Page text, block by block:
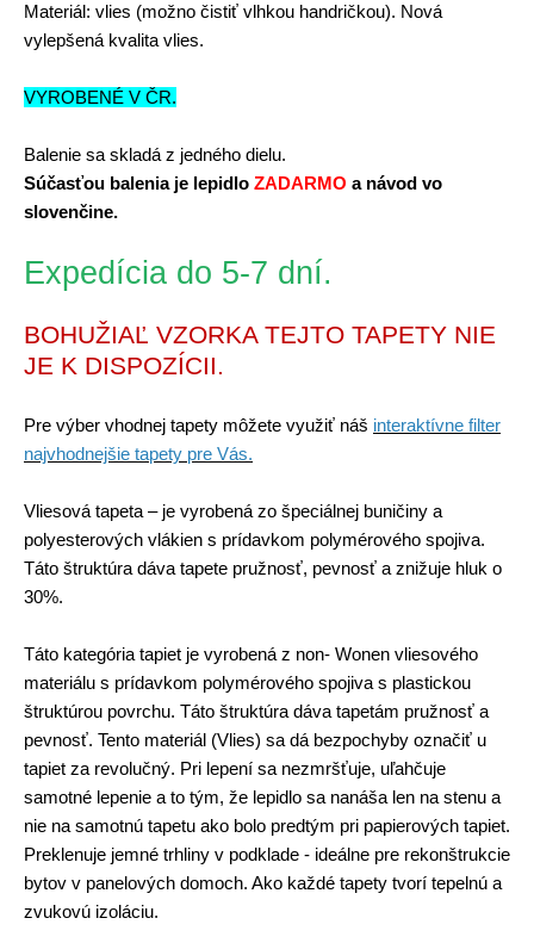
Materiál: vlies (možno čistiť vlhkou handričkou). Nová
vylepšená kvalita vlies.
VYROBENÉ V ČR.
Balenie sa skladá z jedného dielu.
Súčasťou balenia je lepidlo ZADARMO a návod vo
slovenčine.
Expedícia do 5-7 dní.
BOHUŽIAĽ VZORKA TEJTO TAPETY NIE
JE K DISPOZÍCII.
Pre výber vhodnej tapety môžete využiť náš interaktívne filter
najvhodnejšie tapety pre Vás.
Vliesová tapeta – je vyrobená zo špeciálnej buničiny a
polyesterových vlákien s prídavkom polymérového spojiva.
Táto štruktúra dáva tapete pružnosť, pevnosť a znižuje hluk o
30%.
Táto kategória tapiet je vyrobená z non- Wonen vliesového
materiálu s prídavkom polymérového spojiva s plastickou
štruktúrou povrchu. Táto štruktúra dáva tapetám pružnosť a
pevnosť. Tento materiál (Vlies) sa dá bezpochyby označiť u
tapiet za revolučný. Pri lepení sa nezmršťuje, uľahčuje
samotné lepenie a to tým, že lepidlo sa nanáša len na stenu a
nie na samotnú tapetu ako bolo predtým pri papierových tapiet.
Preklenuje jemné trhliny v podklade - ideálne pre rekonštrukcie
bytov v panelových domoch. Ako každé tapety tvorí tepelnú a
zvukovú izoláciu.